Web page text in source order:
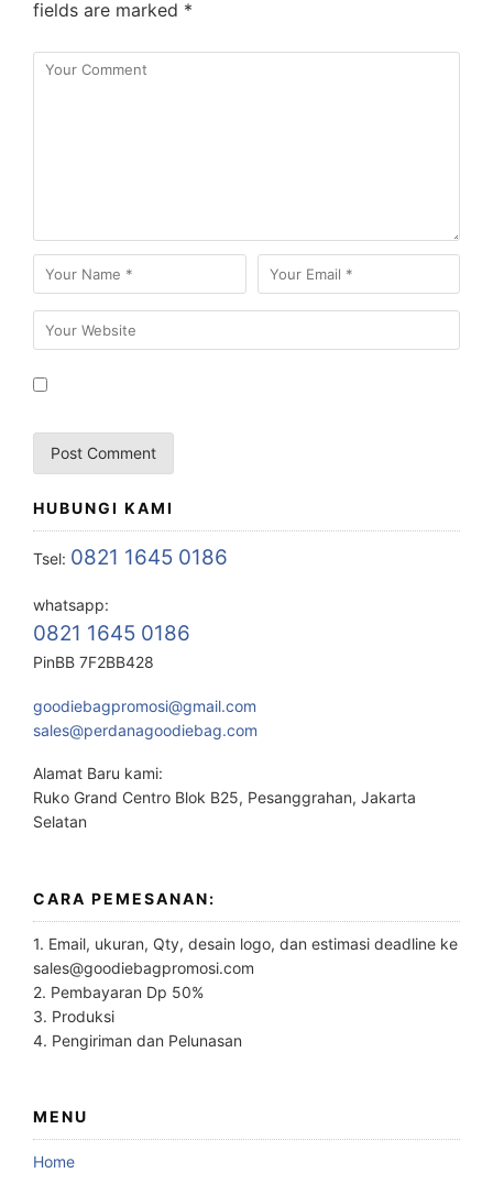
fields are marked *
HUBUNGI KAMI
Tsel: 0821 1645 0186
whatsapp:
0821 1645 0186
PinBB 7F2BB428
goodiebagpromosi@gmail.com
sales@perdanagoodiebag.com
Alamat Baru kami:
Ruko Grand Centro Blok B25, Pesanggrahan, Jakarta
Selatan
CARA PEMESANAN:
1. Email, ukuran, Qty, desain logo, dan estimasi deadline ke
sales@goodiebagpromosi.com
2. Pembayaran Dp 50%
3. Produksi
4. Pengiriman dan Pelunasan
MENU
Home